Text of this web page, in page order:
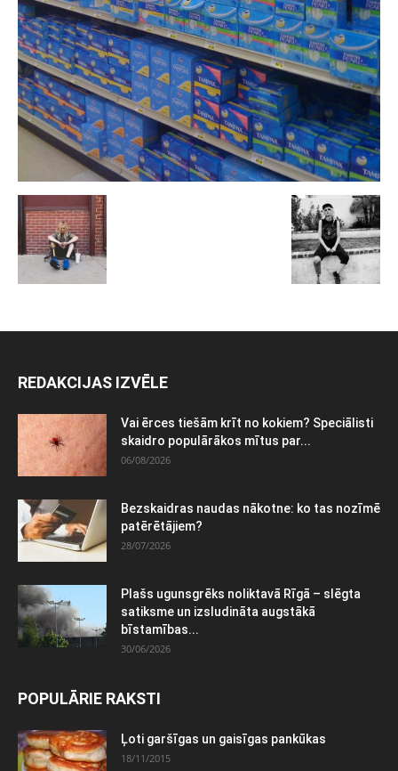
REDAKCIJAS IZVĒLE
Vai ērces tiešām krīt no kokiem? Speciālisti
skaidro populārākos mītus par...
06/08/2026
Bezskaidras naudas nākotne: ko tas nozīmē
patērētājiem?
28/07/2026
Plašs ugunsgrēks noliktavā Rīgā – slēgta
satiksme un izsludināta augstākā
bīstamības...
30/06/2026
POPULĀRIE RAKSTI
Ļoti garšīgas un gaisīgas pankūkas
18/11/2015